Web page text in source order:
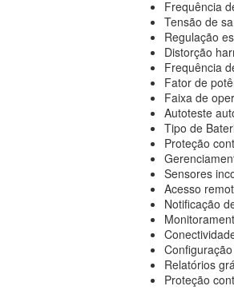
Frequência
Tensão de
Regulação
Distorção
Frequência
Fator de
Faixa de
Autoteste
Tipo de
Proteção
Sensores
Acesso
Notificação
Relatórios
Proteção